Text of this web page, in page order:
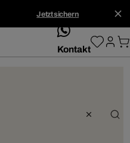
Jetzt sichern
whatsApp
Kontakt